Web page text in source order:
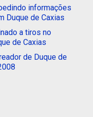
informações
Duque de Caxias
a tiros no
de Caxias
de Duque de